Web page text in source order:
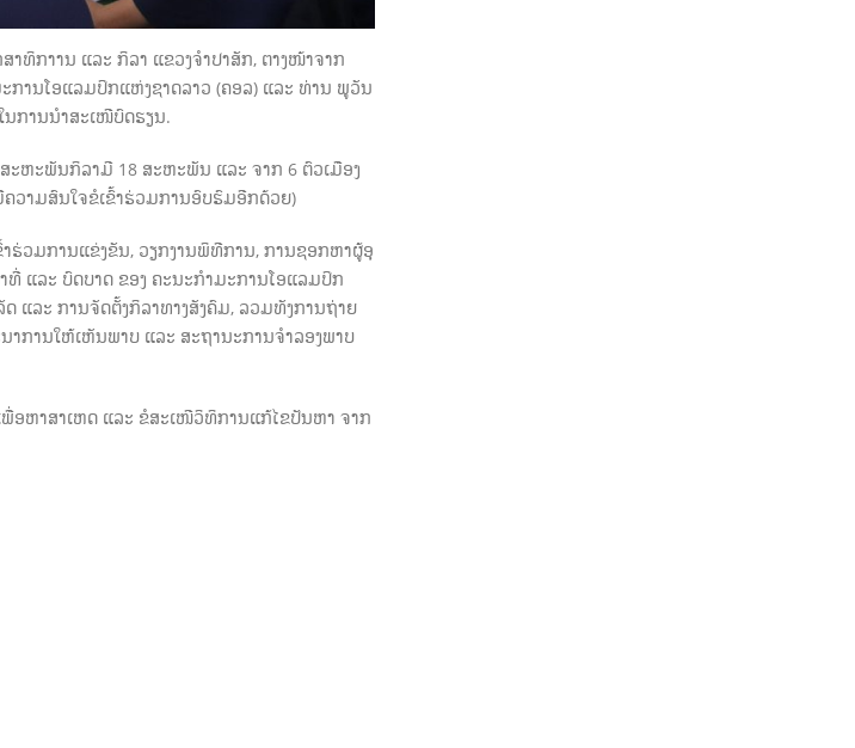
ທິກາານ ແລະ ກິລາ ແຂວງຈໍາປາສັກ, ຕາງໜ້າຈາກ
ການໂອແລມປິກແຫ່ງຊາດລາວ (ຄອລ) ແລະ ທ່ານ ພູວັນ
ນການນໍາສະເໜີບົດຮຽນ.
ຫະພັນກິລາມີ 18 ສະຫະພັນ ແລະ ຈາກ 6 ຕົວເມືອງ
ວາມສົນໃຈຂໍເຂົ້າຮ່ວມການອົບຮົມອີກດ້ວຍ)
ຮ່ວມການແຂ່ງຂັນ, ວຽກງານພິທີການ, ການຊອກຫາຜູ້ອຸ
ແລະ ບົດບາດ ຂອງ ຄະນະກໍາມະການໂອແລມປິກ
ແລະ ການຈັດຕັ້ງກິລາທາງສັງຄົມ, ລວມທັງການຖ່າຍ
ການໃຫ້ເຫັນພາບ ແລະ ສະຖານະການຈໍາລອງພາບ
ອຫາສາເຫດ ແລະ ຂໍສະເໜີວິທິການແກ້ໄຂປັນຫາ ຈາກ